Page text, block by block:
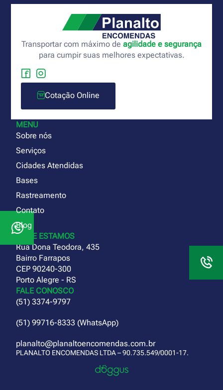
Transportar com máximo de agilidade e segurança
para cumpir suas melhores expectativas.
Cotação Online
MENU
Sobre nós
Serviços
Cidades Atendidas
Bases
Rastreamento
Contato
Blog
ONDE ESTAMOS
Rua Dona Teodora, 435
Bairro Farrapos
CEP 90240-300
Porto Alegre - RS
FALE CONOSCO
(51) 3374-9797
(51) 99716-8333 (WhatsApp)
planalto@planaltoencomendas.com.br
PLANALTO ENCOMENDAS LTDA – 90.735.549/0001-17.